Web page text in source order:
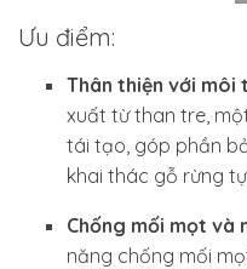
Ưu điểm:
Thân thiện với môi
xuất từ than tre,
tái tạo, góp phần
khai thác gỗ rừng
Chống mối mọt và
năng chống mối